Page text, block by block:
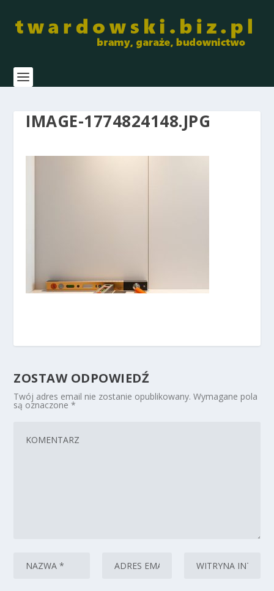
IMAGE-1774824148.JPG
ZOSTAW ODPOWIEDŹ
Twój adres email nie zostanie opublikowany. Wymagane pola
są oznaczone*